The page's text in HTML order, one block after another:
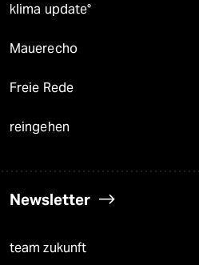
klima update°
Mauerecho
Freie Rede
reingehen
Newsletter
team zukunft